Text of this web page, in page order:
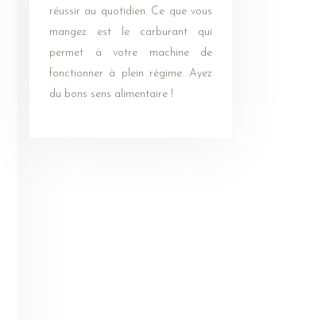
réussir au quotidien. Ce que vous
mangez est le carburant qui
permet à votre machine de
fonctionner à plein régime. Ayez
du bons sens alimentaire !